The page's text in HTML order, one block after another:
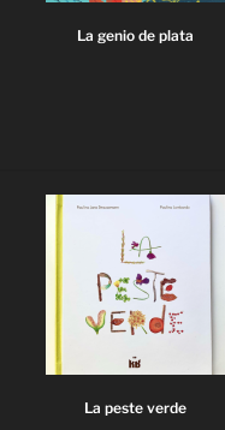
La genio de plata
La peste verde